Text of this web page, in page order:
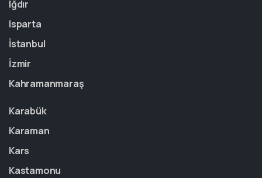
Iğdır
Isparta
İstanbul
İzmir
Kahramanmaraş
Karabük
Karaman
Kars
Kastamonu